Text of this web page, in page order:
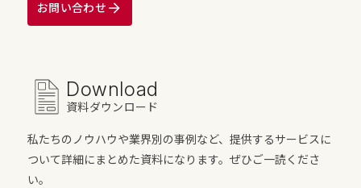
お問い合わせ
Download
資料ダウンロード
私たちのノウハウや業界別の事例など、提供するサービスに
ついて詳細にまとめた資料になります。ぜひご一読くださ
い。